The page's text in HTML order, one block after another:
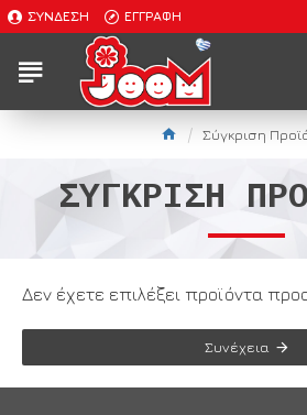
ΣΎΝΔΕΣΗ ΕΓΓΡΑΦΉ
Σύγκριση
ΣΎΓΚΡΙΣΗ
Δεν έχετε επιλέξει προϊόντα
Συνέχεια